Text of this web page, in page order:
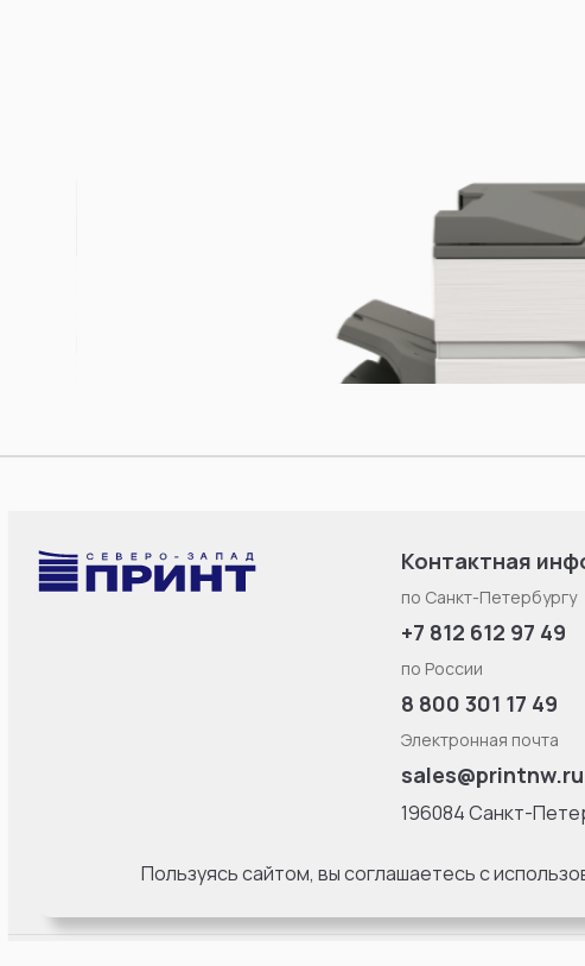
Контактная
по Санкт-Петербургу
+7 812 612 97 49
по России
8 800 301 17 49
Электронная почта
sales@printnw.ru
196084 Санкт-
литерa Б, офис 8 с
Пользуясь сайтом, вы соглашаетесь с